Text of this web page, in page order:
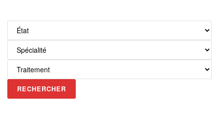
RECHERCHER